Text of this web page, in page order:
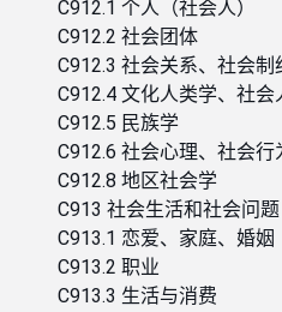
C912.1 个人（社会人）
C912.2 社会团体
C912.3 社会关系、社会制
C912.4 文化人类学、社会
C912.5 民族学
C912.6 社会心理、社会行
C912.8 地区社会学
C913 社会生活和社会问题
C913.1 恋爱、家庭、婚姻
C913.2 职业
C913.3 生活与消费